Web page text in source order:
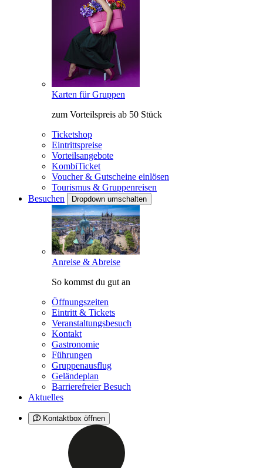
Karten für Gruppen
zum Vorteilspreis ab 50 Stück
Ticketshop
Eintrittspreise
Vorteilsangebote
KombiTicket
Voucher & Gutscheine einlösen
Tourismus & Gruppenreisen
Besuchen
Dropdown umschalten
Anreise & Abreise
So kommst du gut an
Öffnungszeiten
Eintritt & Tickets
Veranstaltungsbesuch
Kontakt
Gastronomie
Führungen
Gruppenausflug
Geländeplan
Barrierefreier Besuch
Aktuelles
Kontaktbox öffnen